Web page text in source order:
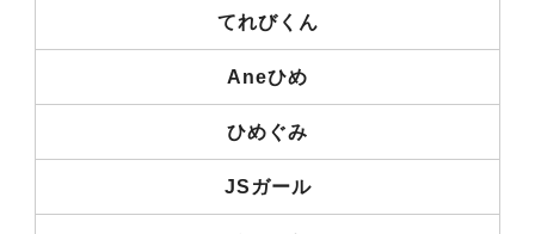
てれびくん
Aneひめ
ひめぐみ
JSガール